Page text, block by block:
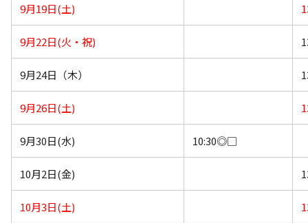
9月19日(土)
9月22日(火・祝)
9月24日（木）
9月26日(土)
9月30日(水) 10:30◎□
10月2日(金)
10月3日(土)